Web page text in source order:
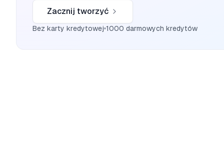
Zacznij tworzyć
Bez karty kredytowej 1000 darmowych kredytów